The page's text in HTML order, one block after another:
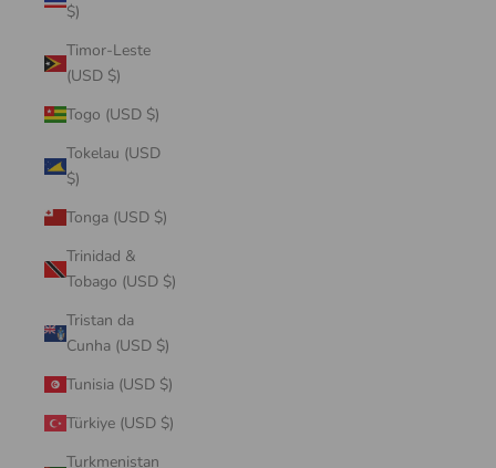
$)
Timor-Leste
(USD $)
Togo (USD $)
Tokelau (USD
$)
Tonga (USD $)
Trinidad &
Tobago (USD $)
Tristan da
Cunha (USD $)
Tunisia (USD $)
Türkiye (USD $)
Turkmenistan